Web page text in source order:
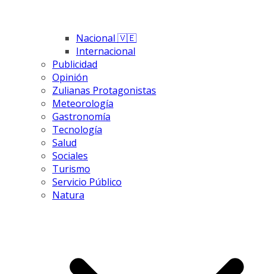
Nacional 🇻🇪
Internacional
Publicidad
Opinión
Zulianas Protagonistas
Meteorología
Gastronomía
Tecnología
Salud
Sociales
Turismo
Servicio Público
Natura